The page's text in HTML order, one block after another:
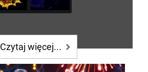
Czytaj więcej...